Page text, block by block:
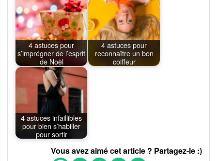
4 astuces pour
s’imprégner de l’esprit
de Noël
4 astuces pour
reconnaître un bon
coiffeur
4 astuces infaillibles
pour bien s’habiller
pour sortir
Vous avez aimé cet article ? Partagez-le :)